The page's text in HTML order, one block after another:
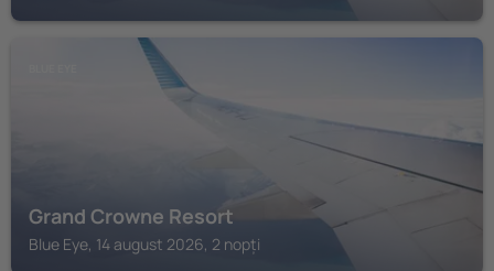
Grand Crowne Resort
Blue Eye, 14 august 2026, 2 nopți